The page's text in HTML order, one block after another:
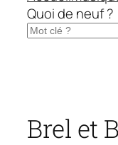
Quoi de neuf ?
Rechercher
Brel et